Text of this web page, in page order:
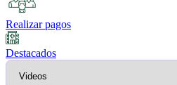
Realizar pagos
Destacados